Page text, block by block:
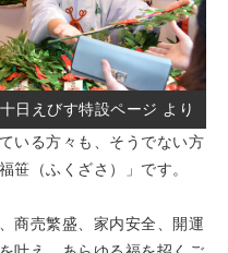
日えびす特設ページ より
いる方々も、そうでない方
笹（ふくざさ）」です。
商売繁盛、家内安全、開運